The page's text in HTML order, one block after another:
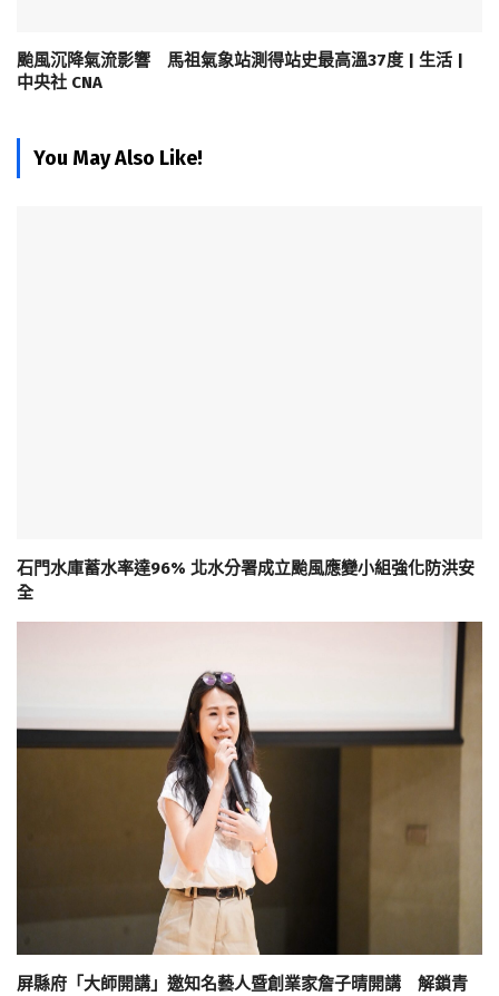
颱風沉降氣流影響 馬祖氣象站測得站史最高溫37度 | 生活 |
中央社 CNA
You May Also Like!
石門水庫蓄水率達96% 北水分署成立颱風應變小組強化防洪安
全
屏縣府「大師開講」邀知名藝人暨創業家詹子晴開講 解鎖青